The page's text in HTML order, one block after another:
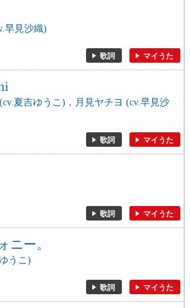
早見沙織)
歌詞 マイうた
夏吉ゆうこ)，月見ヤチヨ (cv.早見沙
歌詞 マイうた
歌詞 マイうた
ニー。
うこ)
歌詞 マイうた